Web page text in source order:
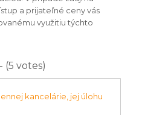
a prijateľné ceny vás
využitiu týchto
(5 votes)
kancelárie, jej úlohu